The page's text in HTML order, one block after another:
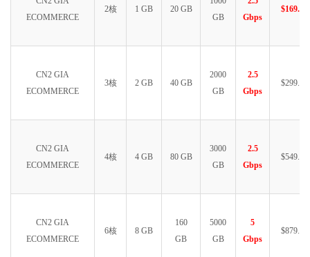
ECOMMERCE
2核 1 GB 20 GB
GB
Gbps
$169.99
CN2 GIA
ECOMMERCE
3核 2 GB 40 GB
2000
GB
2.5
Gbps
$299.99
CN2 GIA
ECOMMERCE
4核 4 GB 80 GB
3000
GB
2.5
Gbps
$549.99
CN2 GIA
ECOMMERCE
6核 8 GB
160
GB
5000
GB
5
Gbps
$879.99